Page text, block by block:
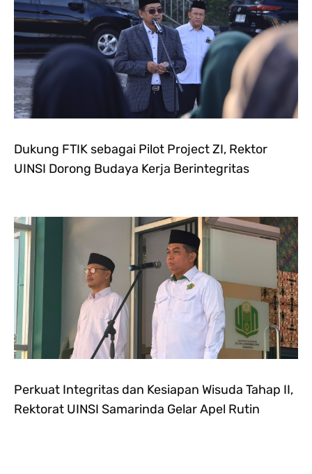
Dukung FTIK sebagai Pilot Project ZI, Rektor
UINSI Dorong Budaya Kerja Berintegritas
Perkuat Integritas dan Kesiapan Wisuda Tahap II,
Rektorat UINSI Samarinda Gelar Apel Rutin